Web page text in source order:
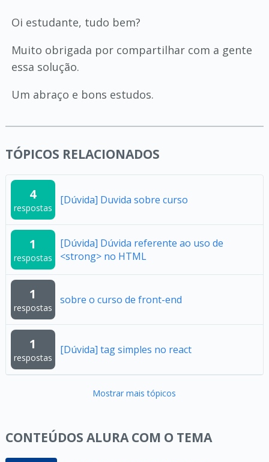
Oi estudante, tudo bem?
Muito obrigada por compartilhar com a gente
essa solução.
Um abraço e bons estudos.
TÓPICOS RELACIONADOS
4
respostas
[Dúvida] Duvida sobre curso
1
respostas
[Dúvida] Dúvida referente ao uso de
<strong> no HTML
1
respostas
sobre o curso de front-end
1
respostas
[Dúvida] tag simples no react
Mostrar mais tópicos
CONTEÚDOS ALURA COM O TEMA